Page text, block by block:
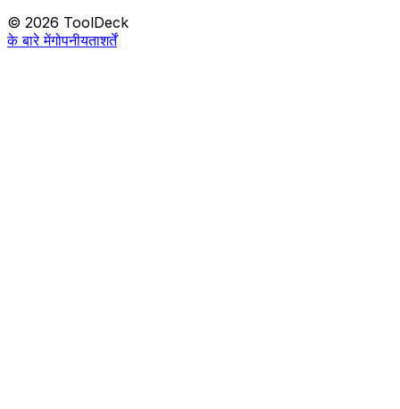
© 2026 ToolDeck
के बारे मेंगोपनीयताशर्तें